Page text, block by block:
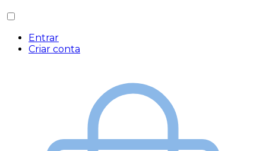
Entrar
Criar conta